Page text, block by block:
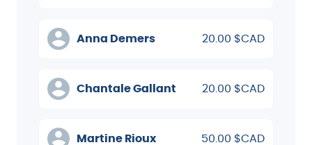
Anna Demers 20.00 $CAD
Chantale Gallant 20.00 $CAD
Martine Rioux 50.00 $CAD